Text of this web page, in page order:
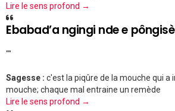
Lire le sens profond →
Ebabad’a ngingi nde e
""
Sagesse : c'est la piqûre de la mouche qui a
mouche; chaque mal entraine un remède
Lire le sens profond →